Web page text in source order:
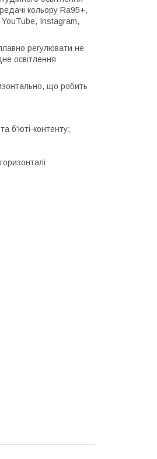
кольору Ra95+,
YouTube, Instagram,
регулювати не
освітлення
що робить
б'юті-контенту;